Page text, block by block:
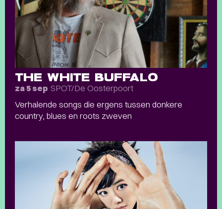
THE WHITE BUFFALO
za 5 sep SPOT/De Oosterpoort
Verhalende songs die ergens tussen donkere
country, blues en roots zweven